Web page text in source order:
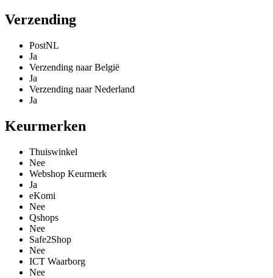
Verzending
PostNL
Ja
Verzending naar België
Ja
Verzending naar Nederland
Ja
Keurmerken
Thuiswinkel
Nee
Webshop Keurmerk
Ja
eKomi
Nee
Qshops
Nee
Safe2Shop
Nee
ICT Waarborg
Nee